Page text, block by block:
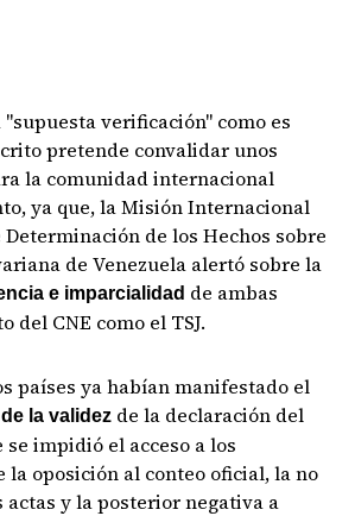
"supuesta verificación" como es
pretende convalidar unos
la comunidad internacional
ya que, la Misión Internacional
de los Hechos sobre
de Venezuela alertó sobre la
e imparcialidad de ambas
del CNE como el TSJ.
países ya habían manifestado el
la validez de la declaración del
se impidió el acceso a los
la oposición al conteo oficial, la no
y la posterior negativa a